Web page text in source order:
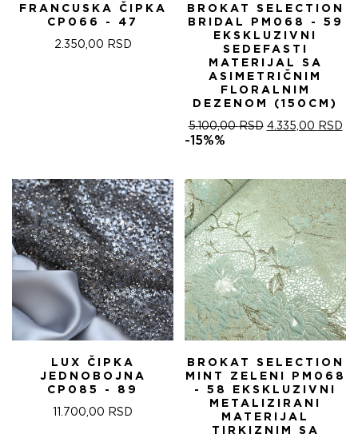
FRANCUSKA ČIPKA
CP066 - 47
2.350,00 RSD
BROKAT SELECTION
BRIDAL PM068 - 59
EKSKLUZIVNI
SEDEFASTI
MATERIJAL SA
ASIMETRIČNIM
FLORALNIM
DEZENOM (150CM)
5.100,00RSD ОРИГИНАЛНА
5.100,00 RSD.
4.335,00 RSD
-15%%
LUX ČIPKA
JEDNOBOJNA
CP085 - 89
11.700,00 RSD
BROKAT SELECTION
MINT ZELENI PM068
- 58 EKSKLUZIVNI
METALIZIRANI
MATERIJAL
TIRKIZNIM SA